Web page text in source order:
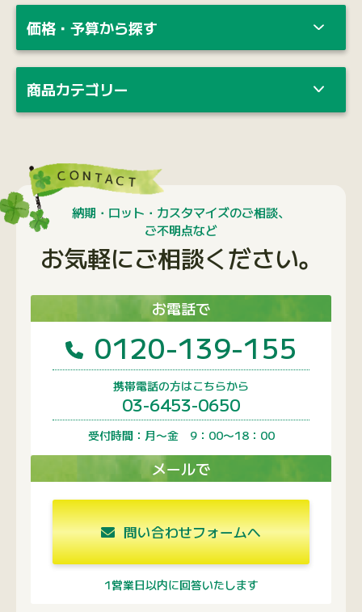
価格・予算から探す
商品カテゴリー
納期・ロット・カスタマイズのご相談、
ご不明点など
お気軽にご相談ください。
お電話で
0120-139-155
携帯電話の方はこちらから
03-6453-0650
受付時間：月〜金 9：00〜18：00
メールで
問い合わせフォームへ
1営業日以内に回答いたします